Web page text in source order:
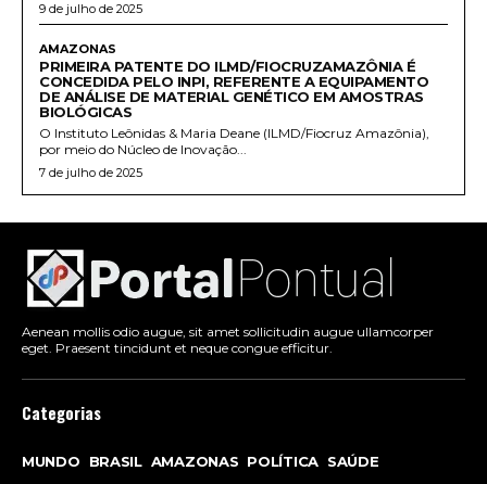
9 de julho de 2025
AMAZONAS
PRIMEIRA PATENTE DO ILMD/FIOCRUZAMAZÔNIA É
CONCEDIDA PELO INPI, REFERENTE A EQUIPAMENTO
DE ANÁLISE DE MATERIAL GENÉTICO EM AMOSTRAS
BIOLÓGICAS
O Instituto Leônidas & Maria Deane (ILMD/Fiocruz Amazônia),
por meio do Núcleo de Inovação...
7 de julho de 2025
Aenean mollis odio augue, sit amet sollicitudin augue ullamcorper
eget. Praesent tincidunt et neque congue efficitur.
Categorias
MUNDO BRASIL AMAZONAS POLÍTICA SAÚDE